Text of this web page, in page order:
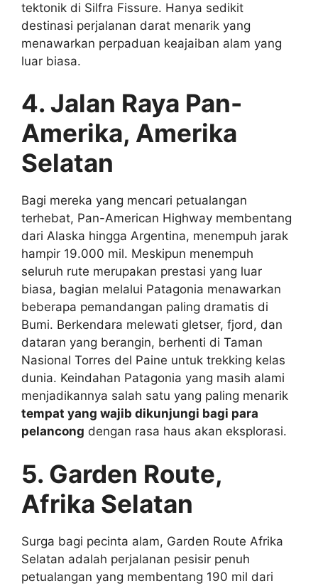
tektonik di Silfra Fissure. Hanya sedikit
destinasi perjalanan darat menarik yang
menawarkan perpaduan keajaiban alam yang
luar biasa.
4. Jalan Raya Pan-
Amerika, Amerika
Selatan
Bagi mereka yang mencari petualangan
terhebat, Pan-American Highway membentang
dari Alaska hingga Argentina, menempuh jarak
hampir 19.000 mil. Meskipun menempuh
seluruh rute merupakan prestasi yang luar
biasa, bagian melalui Patagonia menawarkan
beberapa pemandangan paling dramatis di
Bumi. Berkendara melewati gletser, fjord, dan
dataran yang berangin, berhenti di Taman
Nasional Torres del Paine untuk trekking kelas
dunia. Keindahan Patagonia yang masih alami
menjadikannya salah satu yang paling menarik
tempat yang wajib dikunjungi bagi para
pelancong dengan rasa haus akan eksplorasi.
5. Garden Route,
Afrika Selatan
Surga bagi pecinta alam, Garden Route Afrika
Selatan adalah perjalanan pesisir penuh
petualangan yang membentang 190 mil dari